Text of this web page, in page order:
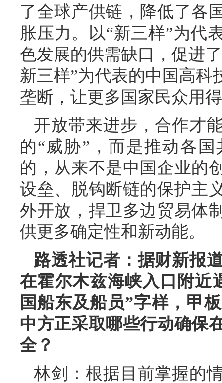
了全球产供链，降低了各
胀压力。以“新三样”为代
色发展的供需缺口，促进
新三样”为代表的中国高
垄断，让更多国家民众用
开放带来进步，合作才
的“威胁”，而是推动各
的，从来不是中国企业的
设垒、脱钩断链的保护主
外开放，捍卫多边贸易体
供更多确定性和新动能。
路透社记者：据财新报
在霍尔木兹海峡入口附近
国船东及船员”字样，甲
中方正采取哪些行动确保
全？
林剑：根据目前掌握的